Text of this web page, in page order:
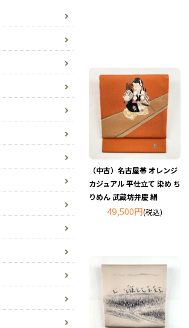
（中古）名古屋帯 オレンジ
カジュアル 平仕立て 染め ち
りめん 武蔵坊弁慶 絹
49,500円(税込)